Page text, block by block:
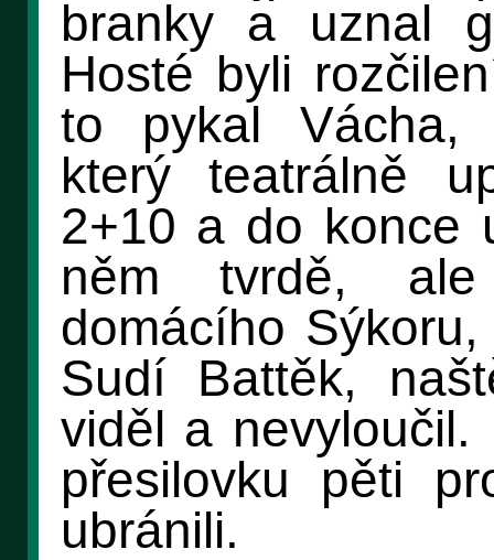
branky a uznal
Hosté byli
to pykal Vácha,
který teatrálně
2+10 a do konce
něm tvrdě,
domácího
Sudí Battěk,
viděl a
přesilovku pěti
ubránili.